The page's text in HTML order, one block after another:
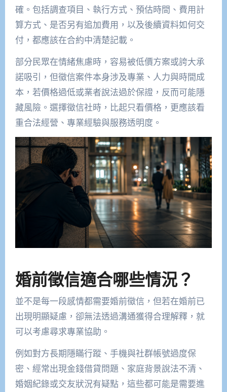
確。包括調查項目、執行方式、預估時間、費用計
算方式、是否另有追加費用，以及後續資料如何交
付，都應該在合約中清楚記載。
部分民眾在情緒焦慮時，容易被低價方案或誇大承
諾吸引，但徵信案件本身涉及專業、人力與時間成
本，若價格過低或業者說法過於保證，反而可能隱
藏風險。選擇徵信社時，比起只看價格，更應該看
重合法經營、專業經驗與服務透明度。
婚前徵信適合哪些情況？
並不是每一段感情都需要婚前徵信，但若在婚前已
出現明顯疑慮，卻無法透過溝通獲得合理解釋，就
可以考慮尋求專業協助。
例如對方長期隱瞞行蹤、手機與社群帳號過度保
密、經常出現金錢借貸問題、家庭背景說法不清、
婚姻紀錄或交友狀況有疑點，這些都可能是需要進